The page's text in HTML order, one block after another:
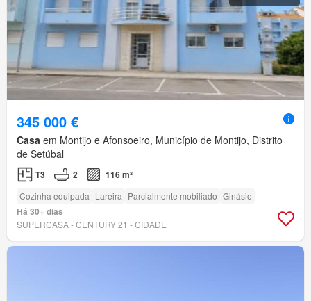
345 000 €
Casa em Montijo e Afonsoeiro, Município de Montijo, Distrito
de Setúbal
T3 2 116 m²
Cozinha equipada Lareira Parcialmente mobiliado Ginásio
Há 30+ dias
SUPERCASA - CENTURY 21 - CIDADE